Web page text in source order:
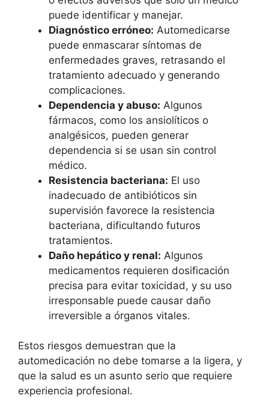
puede identificar y manejar.
Diagnóstico erróneo: Automedicarse
puede enmascarar síntomas de
enfermedades graves, retrasando el
tratamiento adecuado y generando
complicaciones.
Dependencia y abuso: Algunos
fármacos, como los ansiolíticos o
analgésicos, pueden generar
dependencia si se usan sin control
médico.
Resistencia bacteriana: El uso
inadecuado de antibióticos sin
supervisión favorece la resistencia
bacteriana, dificultando futuros
tratamientos.
Daño hepático y renal: Algunos
medicamentos requieren dosificación
precisa para evitar toxicidad, y su uso
irresponsable puede causar daño
irreversible a órganos vitales.
Estos riesgos demuestran que la
automedicación no debe tomarse a la ligera, y
que la salud es un asunto serio que requiere
experiencia profesional.